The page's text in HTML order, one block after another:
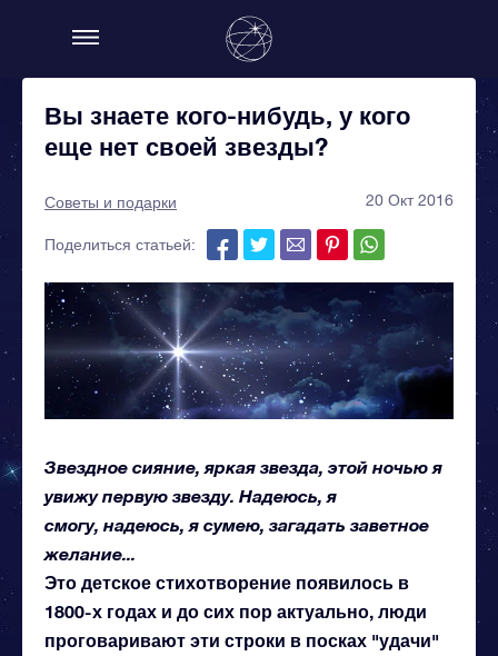
Вы знаете кого-нибудь, у кого
еще нет своей звезды?
Советы и подарки 20 Окт 2016
Поделиться статьей:
Звездное сияние, яркая звезда, этой ночью я
увижу первую звезду. Надеюсь, я
смогу, надеюсь, я сумею, загадать заветное
желание...
Это детское стихотворение появилось в
1800-х годах и до сих пор актуально, люди
проговаривают эти строки в посках "удачи"